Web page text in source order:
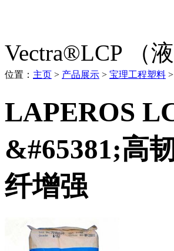
Vectra®LCP （
位置： 主页 > 产品展示 > 宝理工程塑料 >
LAPEROS
&#65381;高
纤增强